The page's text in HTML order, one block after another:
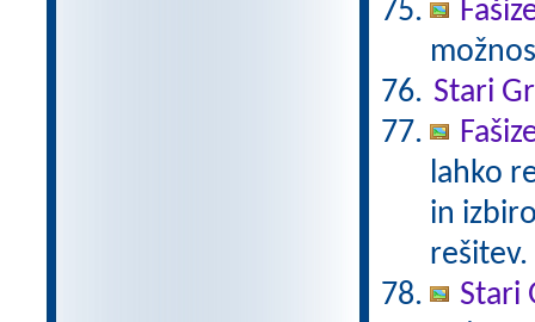
Stari
lahko
in
rešitev.
Stari